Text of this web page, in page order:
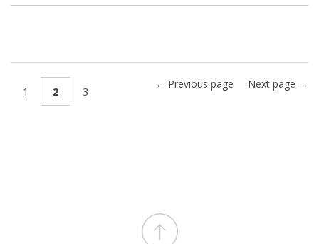
1 2 3
← Previous page Next page →